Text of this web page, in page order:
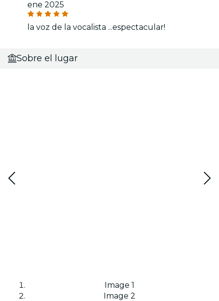
ene 2025
la voz de la vocalista ...espectacular!
Sobre el lugar
Image 1
Image 2